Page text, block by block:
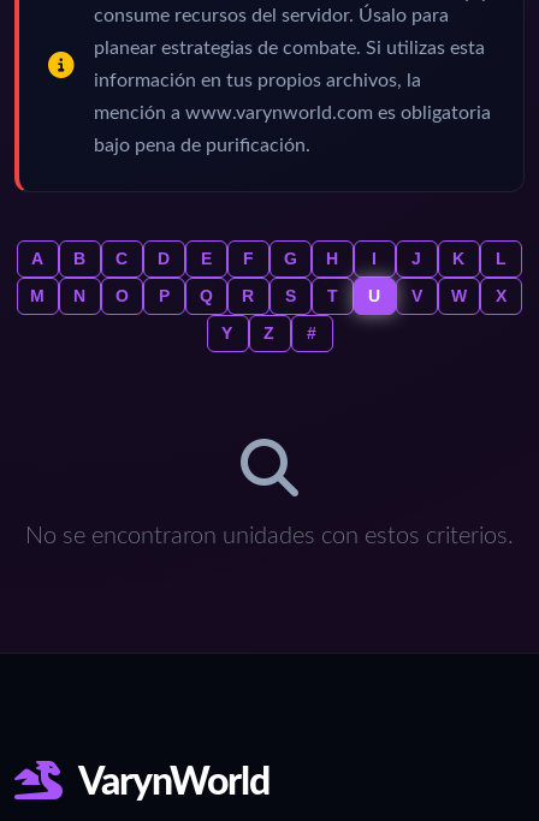
consume recursos del servidor. Úsalo para
planear estrategias de combate. Si utilizas esta
información en tus propios archivos, la
mención a www.varynworld.com es obligatoria
bajo pena de purificación.
A B C D E F G H I J K
L
M
N O P Q R S T U V W
X
Y
Z #
No se encontraron unidades con estos criterios.
VarynWorld